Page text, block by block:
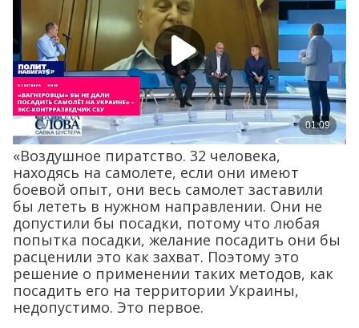
«Воздушное пиратство. 32 человека,
находясь на самолете, если они имеют
боевой опыт, они весь самолет заставили
бы лететь в нужном направлении. Они не
допустили бы посадки, потому что любая
попытка посадки, желание посадить они бы
расценили это как захват. Поэтому это
решение о применении таких методов, как
посадить его на территории Украины,
недопустимо. Это первое.